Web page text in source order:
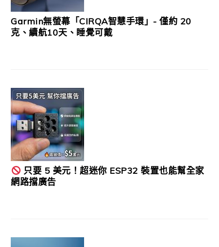
Garmin無螢幕「CIRQA智慧手環」- 僅約 20
克、續航10天、睡覺可戴
只要 5 美元！超迷你 ESP32 裝置也能幫全家
網路擋廣告